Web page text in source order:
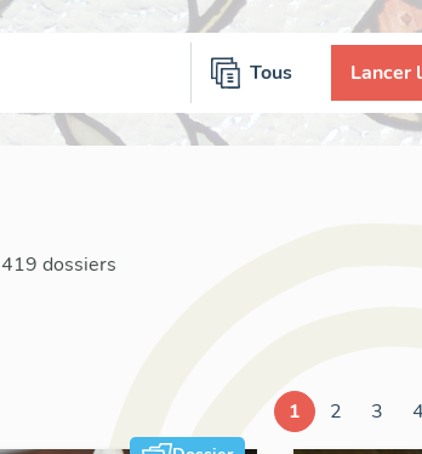
Tous Lancer
419 dossiers
1 2 3 4